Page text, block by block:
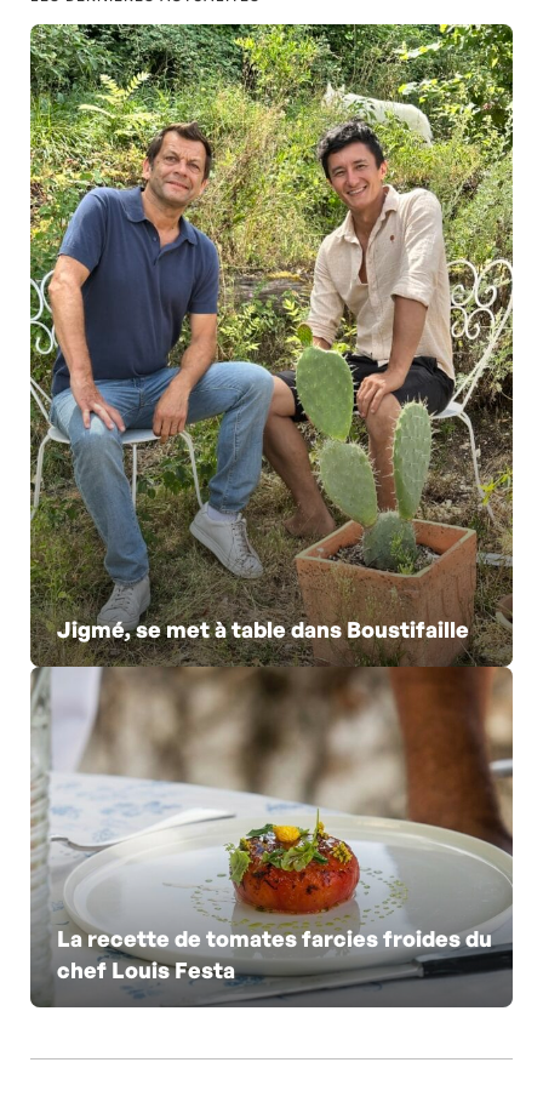
Jigmé, se met à table dans Boustifaille
La recette de tomates farcies froides du
chef Louis Festa